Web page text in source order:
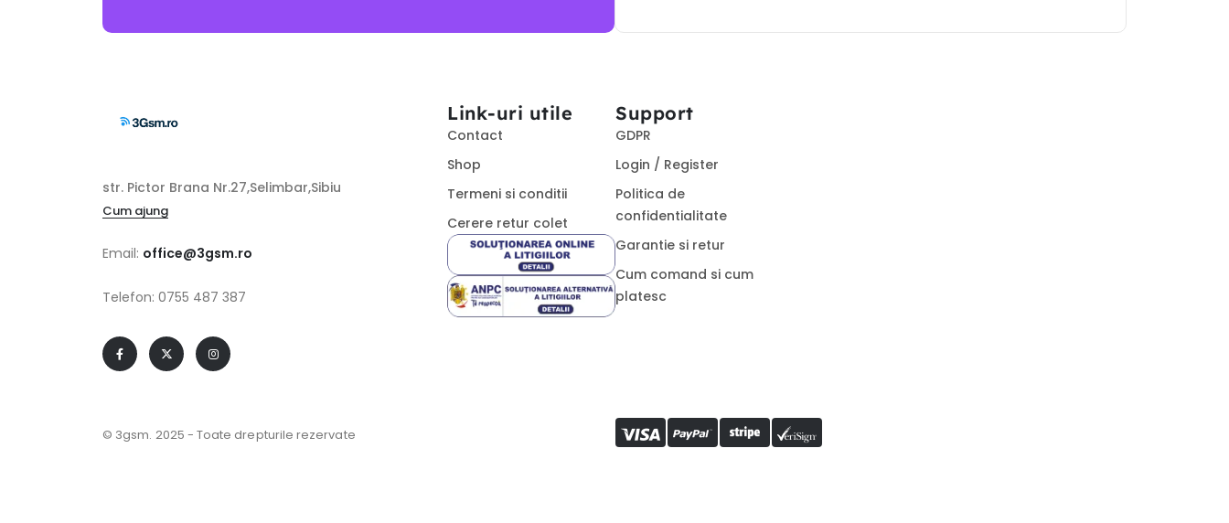
str. Pictor Brana Nr.27,Selimbar,Sibiu
Cum ajung
Email: office@3gsm.ro
Telefon: 0755 487 387
Link-uri utile
Contact
Shop
Termeni si conditii
Cerere retur colet
Support
GDPR
Login / Register
Politica de
confidentialitate
Garantie si retur
Cum comand si cum
platesc
© 3gsm. 2025 - Toate drepturile rezervate